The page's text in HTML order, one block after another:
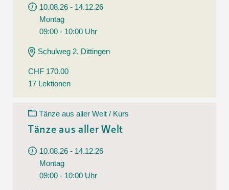
10.08.26 - 14.12.26
Montag
09:00 - 10:00 Uhr
Schulweg 2, Dittingen
CHF 170.00
17 Lektionen
Tänze aus aller Welt / Kurs
Tänze aus aller Welt
10.08.26 - 14.12.26
Montag
09:00 - 10:00 Uhr